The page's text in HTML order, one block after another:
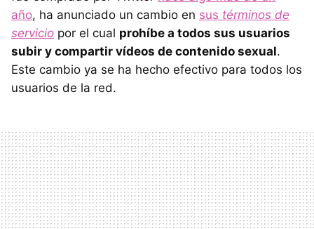
año, ha anunciado un cambio en sus términos de
servicio por el cual prohíbe a todos sus usuarios
subir y compartir vídeos de contenido sexual.
Este cambio ya se ha hecho efectivo para todos los
usuarios de la red.